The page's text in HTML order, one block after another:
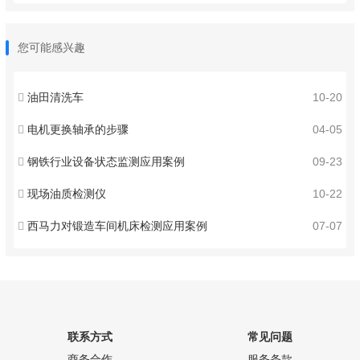
您可能感兴趣
10-20
油田清洗车
04-05
电机更换轴承的步骤
09-23
钢铁行业设备状态监测应用案例
10-22
现场油质检测仪
07-07
西马力对锻造车间机床检测应用案例
联系方式
常见问题